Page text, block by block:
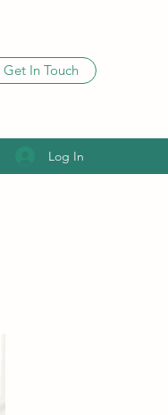
Get In Touch
Log In